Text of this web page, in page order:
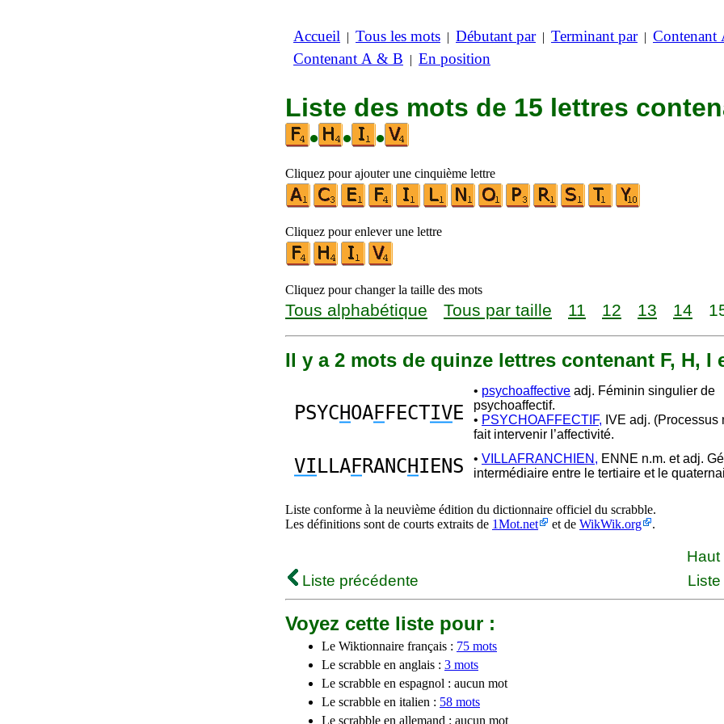
Accueil | Tous les mots | Débutant par| Terminant par| Contenant
Contenant A & B | En position
Liste des mots de 15 lettres
•
• •
Cliquez pour ajouter une cinquième lettre
Cliquez pour enlever une lettre
Cliquez pour changer la taille des mots
Tous alphabétique Tous par taille 11 12 13 14
Il y a 2 mots de quinze lettres contenant F, H, I
PSYCHOAF FECTIVE
• psychoaffective adj. Féminin singulier de
psychoaffectif.
• PSYCHOAFFECTIF, IVE adj. (Processus
fait intervenir l’affectivité.
VI LLAFRANCHIENS • VILLAFRANCHIEN, ENNE n.m. et adj.
intermédiaire entre le tertiaire et le
Liste conforme à la neuvième édition du dictionnaire officiel du scrabble.
Les définitions sont de courts extraits de 1Mot.net et de WikWik.org .
Haut
Liste précédente
Voyez cette liste pour :
Le Wiktionnaire français : 75 mots
Le scrabble en anglais : 3 mots
Le scrabble en espagnol : aucun mot
Le scrabble en italien : 58 mots
Le scrabble en allemand : aucun mot